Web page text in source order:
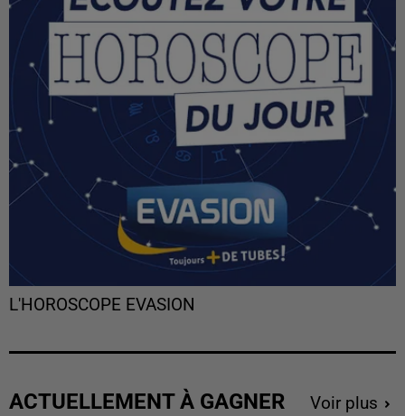
L'HOROSCOPE EVASION
ACTUELLEMENT À GAGNER Voir plus